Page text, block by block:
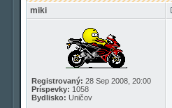
miki
Registrovaný: 28 Sep 2008, 20:00
Príspevky: 1058
Bydlisko: Uničov